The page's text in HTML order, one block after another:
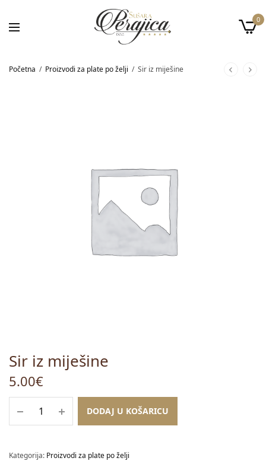
0
Početna / Proizvodi za plate po želji / Sir iz miješine
Sir iz miješine
5.00€
DODAJ U KOŠARICU
Kategorija: Proizvodi za plate po želji